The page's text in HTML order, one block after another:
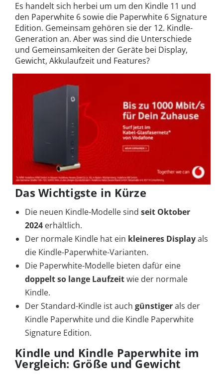
Es handelt sich herbei um um den Kindle 11 und
den Paperwhite 6 sowie die Paperwhite 6 Signature
Edition. Gemeinsam gehören sie der 12. Kindle-
Generation an. Aber was sind die Unterschiede
und Gemeinsamkeiten der Geräte bei Display,
Gewicht, Akkulaufzeit und Features?
Das Wichtigste in Kürze
Die neuen Kindle-Modelle sind seit Oktober
2024 erhältlich.
Der normale Kindle hat ein kleineres Displayals
die Kindle-Paperwhite-Varianten.
Die Paperwhite-Modelle bieten dafür eine
doppelt so lange Laufzeitwie der normale
Kindle.
Der Standard-Kindle ist auch günstigerals der
Kindle Paperwhite und die Kindle Paperwhite
Signature Edition.
Kindle und Kindle Paperwhite im
Vergleich: Größe und Gewicht